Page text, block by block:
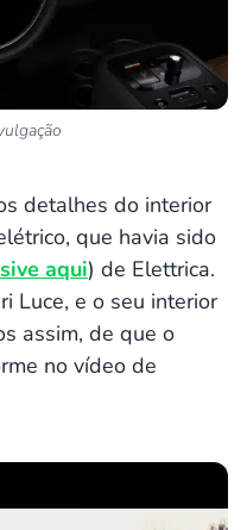
detalhes do interior
que havia sido
aqui) de Elettrica.
Luce, e o seu interior
assim, de que o
no vídeo de